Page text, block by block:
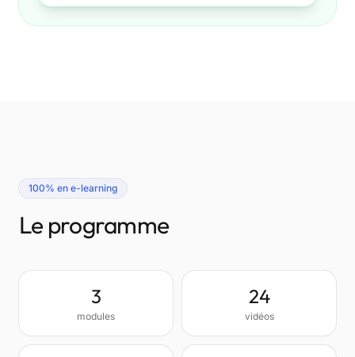
100% en e-learning
Le programme
3
modules
24
vidéos